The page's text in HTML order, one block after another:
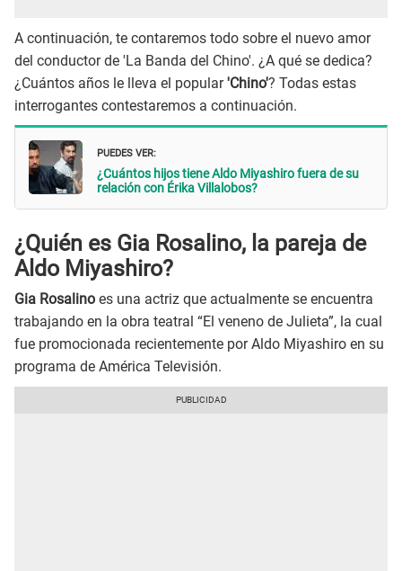
A continuación, te contaremos todo sobre el nuevo amor
del conductor de 'La Banda del Chino'. ¿A qué se dedica?
¿Cuántos años le lleva el popular'Chino'? Todas estas
interrogantes contestaremos a continuación.
PUEDES VER:
¿Cuántos hijos tiene Aldo Miyashiro fuera de su
relación con Érika Villalobos?
¿Quién es Gia Rosalino, la pareja de
Aldo Miyashiro?
Gia Rosalino es una actriz que actualmente se encuentra
trabajando en la obra teatral “El veneno de Julieta”, la cual
fue promocionada recientemente por Aldo Miyashiro en su
programa de América Televisión.